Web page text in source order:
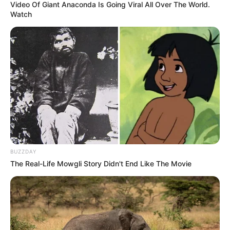
Video Of Giant Anaconda Is Going Viral All Over The World.
Watch
BUZZDAY
The Real-Life Mowgli Story Didn't End Like The Movie